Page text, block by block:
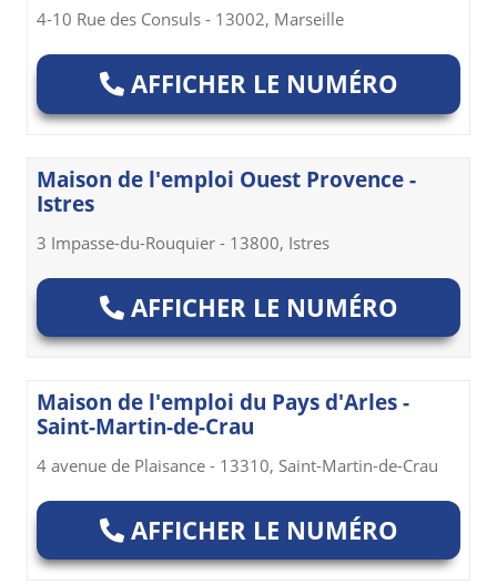
4-10 Rue des Consuls - 13002, Marseille
AFFICHER LE NUMÉRO
Maison de l'emploi Ouest Provence -
Istres
3 Impasse-du-Rouquier - 13800, Istres
AFFICHER LE NUMÉRO
Maison de l'emploi du Pays d'Arles -
Saint-Martin-de-Crau
4 avenue de Plaisance - 13310, Saint-Martin-de-Crau
AFFICHER LE NUMÉRO